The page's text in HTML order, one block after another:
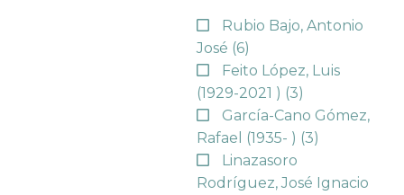
Rubio Bajo, Antonio
José (6)
Feito López, Luis
(1929-2021 ) (3)
García-Cano Gómez,
Rafael (1935- ) (3)
Linazasoro
Rodríguez, José Ignacio